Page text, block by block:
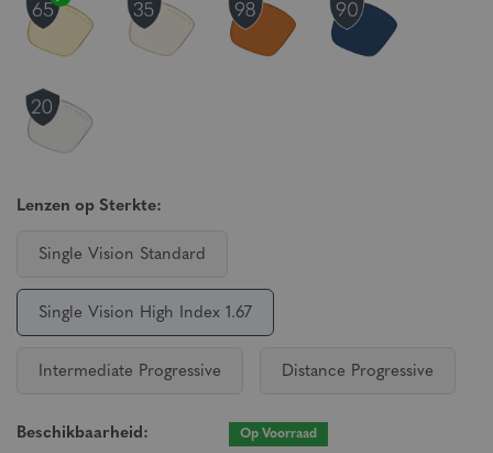
Lenzen op Sterkte:
Single Vision Standard
Single Vision High Index 1.67
Intermediate Progressive Distance Progressive
Beschikbaarheid: Op Voorraad